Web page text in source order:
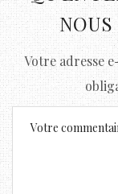
Votre adresse